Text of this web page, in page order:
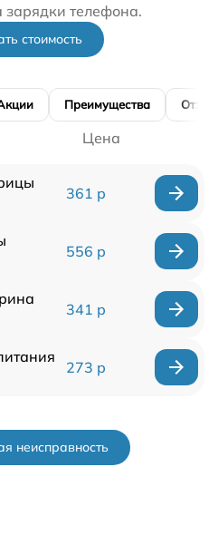
зарядки телефона.
стоимость
Преимущества
Цена
361 р
556 р
341 р
273 р
неисправность